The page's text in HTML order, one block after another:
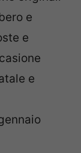
e
e
e